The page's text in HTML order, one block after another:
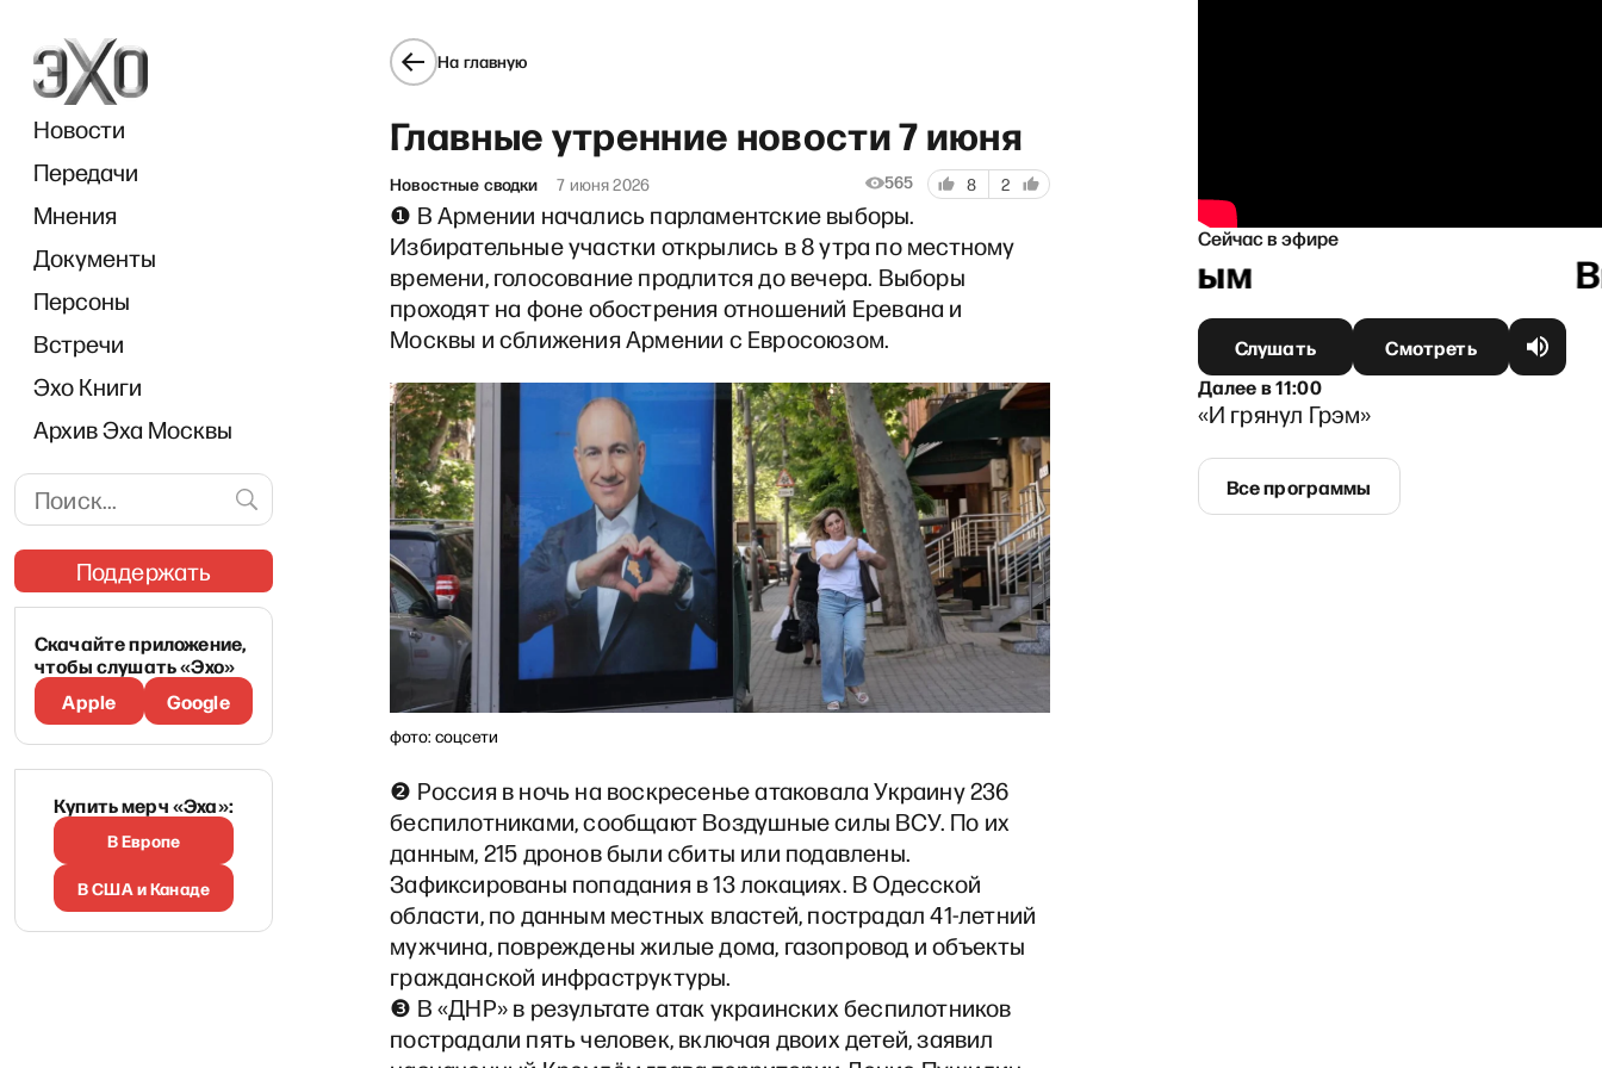
Новости
Передачи
Мнения
Документы
Персоны
Встречи
Эхо Книги
Архив Эха Москвы
Поддержать
Скачайте приложение,
чтобы слушать «Эхо»
Apple
Google
Купить мерч «Эха»:
В Европе
В США и Канаде
На главную
Главные утренние новости 7 июня
Новостные сводки 7 июня 2026 565 8 2
❶ В Армении начались парламентские выборы.
Избирательные участки открылись в 8 утра по местному
времени, голосование продлится до вечера. Выборы
проходят на фоне обострения отношений Еревана и
Москвы и сближения Армении с Евросоюзом.
фото: соцсети
❷ Россия в ночь на воскресенье атаковала Украину 236
беспилотниками, сообщают Воздушные силы ВСУ. По их
данным, 215 дронов были сбиты или подавлены.
Зафиксированы попадания в 13 локациях. В Одесской
области, по данным местных властей, пострадал 41-летний
мужчина, повреждены жилые дома, газопровод и объекты
гражданской инфраструктуры.
❸ В «ДНР» в результате атак украинских беспилотников
пострадали пять человек, включая двоих детей, заявил
Сейчас в эфире
Breakfast show c Филиппенко и Поляковым
Слушать
Смотреть
Далеев11:00
«И грянул Грэм»
Все программы